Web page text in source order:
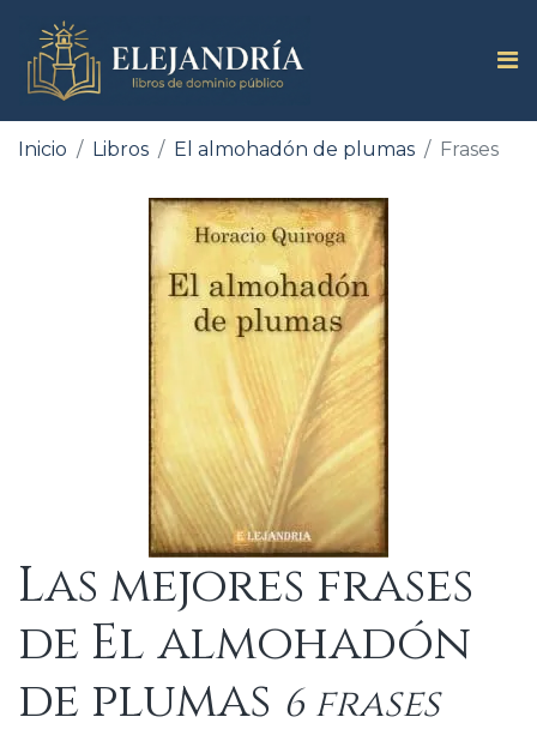
Inicio Libros El almohadón de plumas Frases
Las mejores frases
de El almohadón
de plumas 6 frases